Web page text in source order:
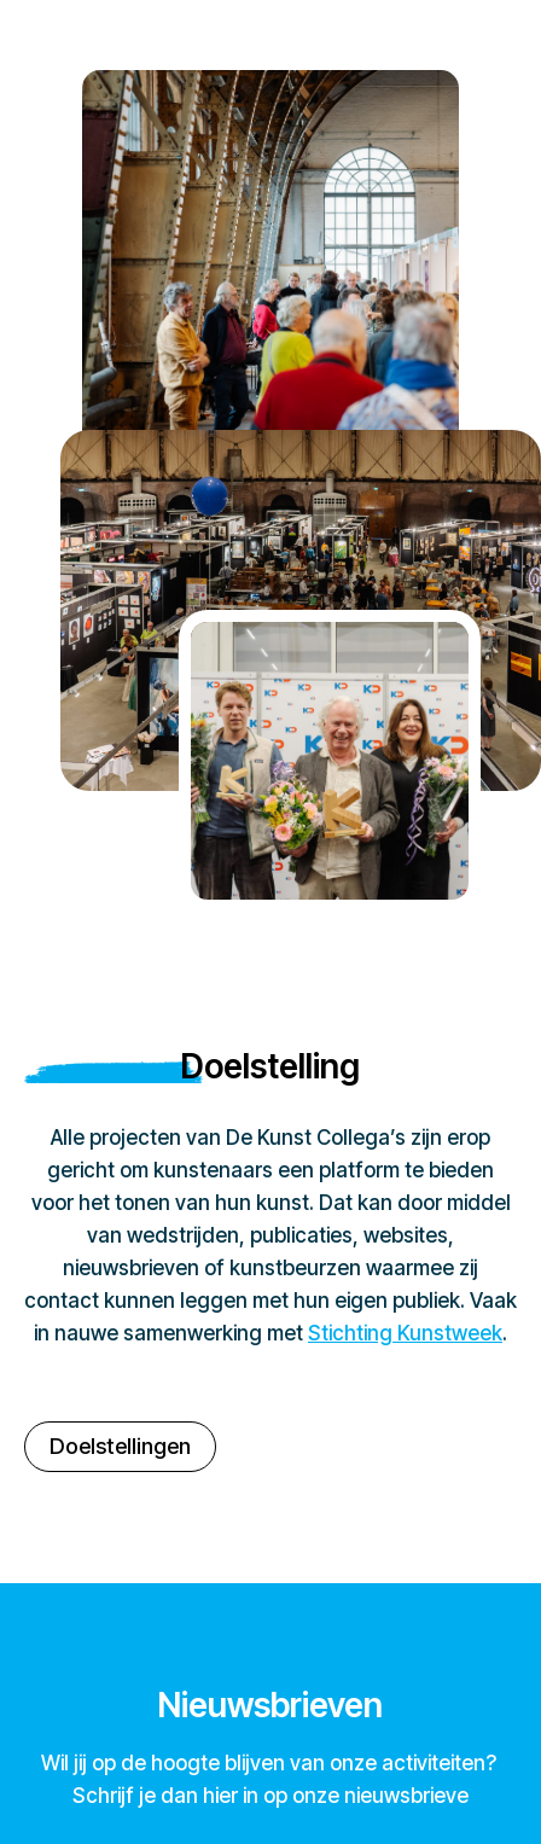
Doelstelling
Alle projecten van De Kunst Collega’s zijn erop
gericht om kunstenaars een platform te bieden
voor het tonen van hun kunst. Dat kan door middel
van wedstrijden, publicaties, websites,
nieuwsbrieven of kunstbeurzen waarmee zij
contact kunnen leggen met hun eigen publiek. Vaak
in nauwe samenwerking met Stichting Kunstweek.
Doelstellingen
Nieuwsbrieven
Wil jij op de hoogte blijven van onze activiteiten?
Schrijf je dan hier in op onze nieuwsbrieve